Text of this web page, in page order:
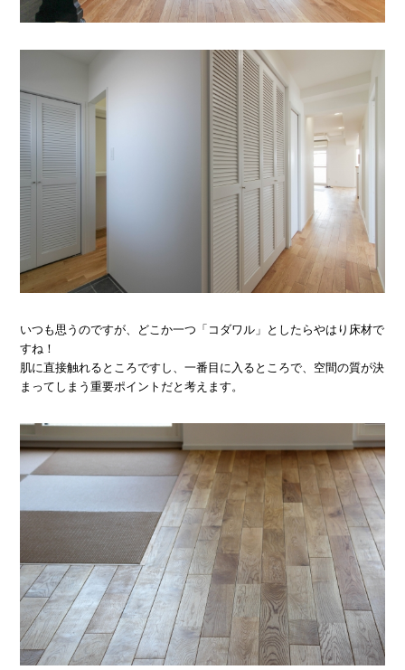
いつも思うのですが、どこか一つ「コダワル」としたらやはり床材で
すね！
肌に直接触れるところですし、一番目に入るところで、空間の質が決
まってしまう重要ポイントだと考えます。